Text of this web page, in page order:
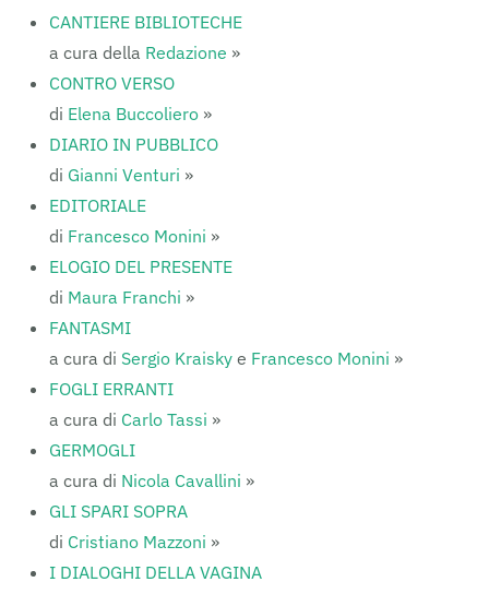
CANTIERE BIBLIOTECHE
a cura della Redazione »
CONTRO VERSO
di Elena Buccoliero »
DIARIO IN PUBBLICO
di Gianni Venturi »
EDITORIALE
di Francesco Monini »
ELOGIO DEL PRESENTE
di Maura Franchi »
FANTASMI
a cura di Sergio Kraisky e Francesco Monini »
FOGLI ERRANTI
a cura di Carlo Tassi »
GERMOGLI
a cura di Nicola Cavallini »
GLI SPARI SOPRA
di Cristiano Mazzoni »
I DIALOGHI DELLA VAGINA